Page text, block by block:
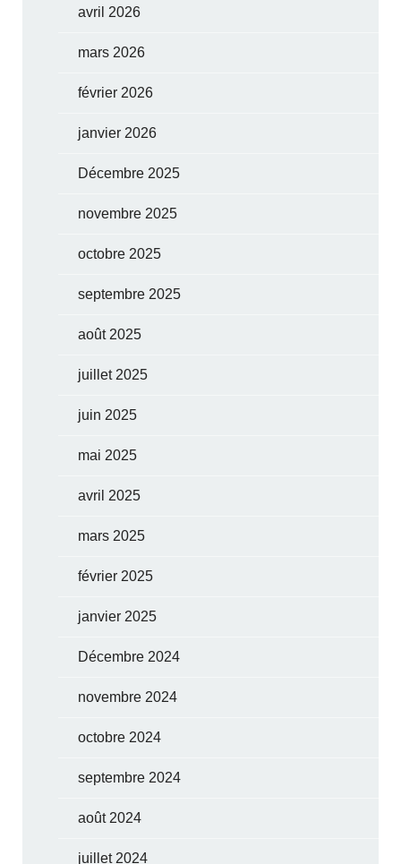
avril 2026
mars 2026
février 2026
janvier 2026
Décembre 2025
novembre 2025
octobre 2025
septembre 2025
août 2025
juillet 2025
juin 2025
mai 2025
avril 2025
mars 2025
février 2025
janvier 2025
Décembre 2024
novembre 2024
octobre 2024
septembre 2024
août 2024
juillet 2024